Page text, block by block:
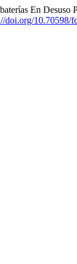
En Desuso
doi.org/10.70598/